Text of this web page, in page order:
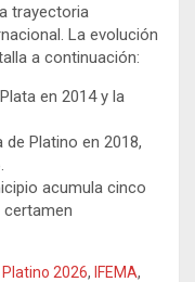
trayectoria
La evolución
a continuación:
en 2014 y la
Platino en 2018,
acumula cinco
Platino 2026, IFEMA,